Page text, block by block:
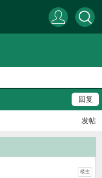
回复
发帖
楼主